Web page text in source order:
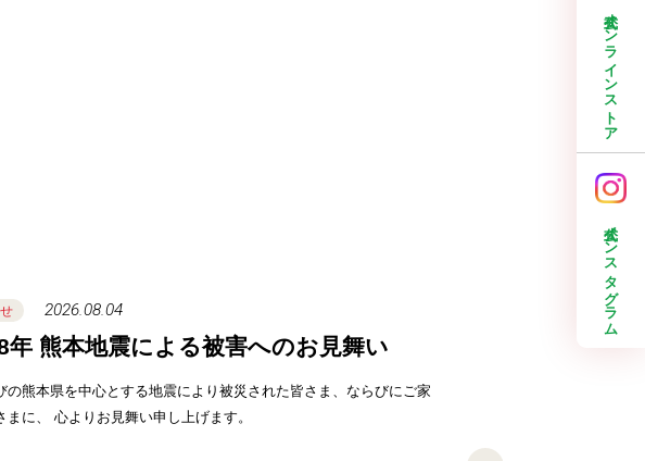
公式オンラインストア
公式インスタグラム
2026.08.04
年 熊本地震による被害へのお見舞い
の熊本県を中心とする地震により被災された皆さま、ならびにご家
族の皆さまに、 心よりお見舞い申し上げます。